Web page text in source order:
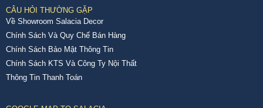
CÂU HỎI THƯỜNG GẶP
Về Showroom Salacia Decor
Chính Sách Và Quy Chế Bán Hàng
Chính Sách Bảo Mật Thông Tin
Chính Sách KTS Và Công Ty Nội Thất
Thông Tin Thanh Toán